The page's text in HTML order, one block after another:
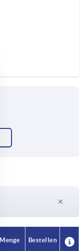
Menge Bestellen
Menge Bestellen